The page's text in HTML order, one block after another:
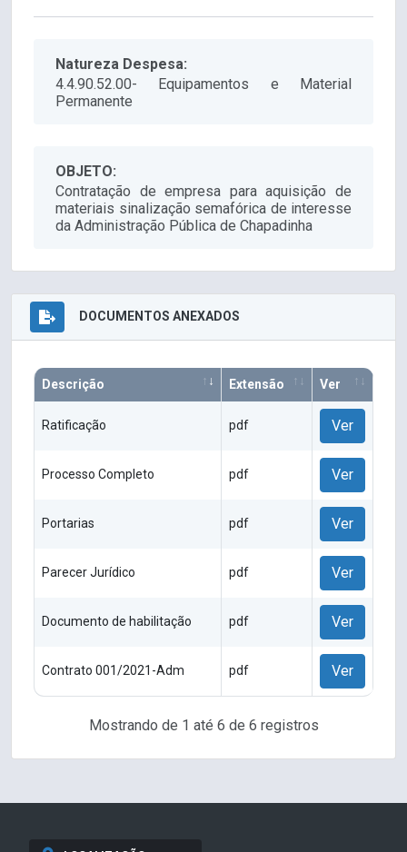
Natureza Despesa:
4.4.90.52.00- Equipamentos e Material
Permanente
OBJETO:
Contratação de empresa para aquisição de
materiais sinalização semafórica de interesse
da Administração Pública de Chapadinha
DOCUMENTOS ANEXADOS
Descrição Extensão Ver
Ratificação pdf Ver
Processo Completo pdf Ver
Portarias pdf Ver
Parecer Jurídico pdf Ver
Documento de habilitação pdf Ver
Contrato 001/2021-Adm pdf Ver
Mostrando de 1 até 6 de 6 registros